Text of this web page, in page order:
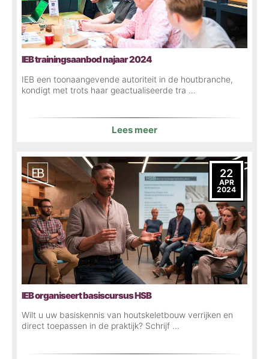
IEB trainingsaanbod najaar 2024
IEB een toonaangevende autoriteit in de houtbranche,
kondigt met trots haar geactualiseerde tra ...
Lees meer
22
APR
2024
IEB organiseert basiscursus HSB
Wilt u uw basiskennis van houtskeletbouw verrijken en
direct toepassen in de praktijk? Schrijf ...